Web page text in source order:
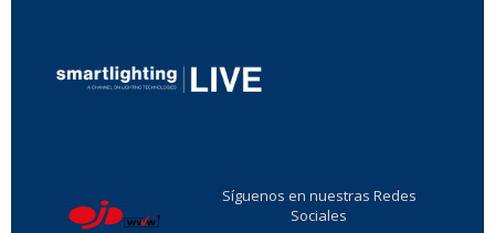
Síguenos en nuestras Redes
Sociales